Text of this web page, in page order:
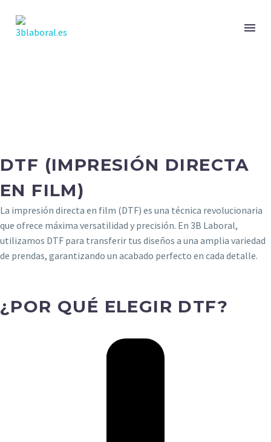
DTF (IMPRESIÓN DIRECTA
EN FILM)
La impresión directa en film (DTF) es una técnica revolucionaria
que ofrece máxima versatilidad y precisión. En 3B Laboral,
utilizamos DTF para transferir tus diseños a una amplia variedad
de prendas, garantizando un acabado perfecto en cada detalle.
¿POR QUÉ ELEGIR DTF?